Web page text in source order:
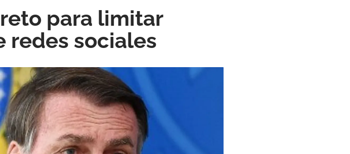
para limitar
redes sociales